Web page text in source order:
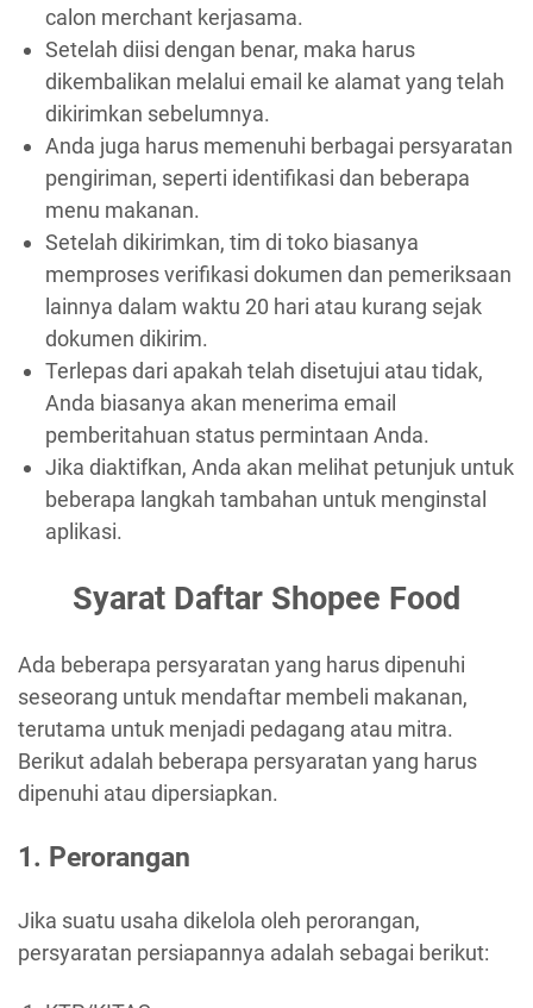
calon merchant kerjasama.
Setelah diisi dengan benar, maka harus
dikembalikan melalui email ke alamat yang telah
dikirimkan sebelumnya.
Anda juga harus memenuhi berbagai persyaratan
pengiriman, seperti identifikasi dan beberapa
menu makanan.
Setelah dikirimkan, tim di toko biasanya
memproses verifikasi dokumen dan pemeriksaan
lainnya dalam waktu 20 hari atau kurang sejak
dokumen dikirim.
Terlepas dari apakah telah disetujui atau tidak,
Anda biasanya akan menerima email
pemberitahuan status permintaan Anda.
Jika diaktifkan, Anda akan melihat petunjuk untuk
beberapa langkah tambahan untuk menginstal
aplikasi.
Syarat Daftar Shopee Food
Ada beberapa persyaratan yang harus dipenuhi
seseorang untuk mendaftar membeli makanan,
terutama untuk menjadi pedagang atau mitra.
Berikut adalah beberapa persyaratan yang harus
dipenuhi atau dipersiapkan.
1. Perorangan
Jika suatu usaha dikelola oleh perorangan,
persyaratan persiapannya adalah sebagai berikut: